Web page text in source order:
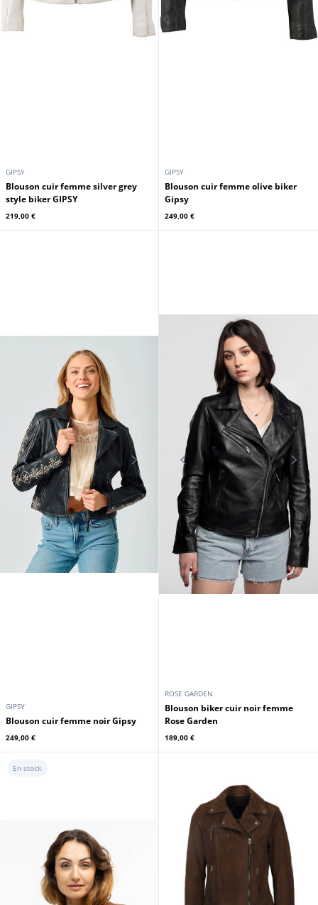
GIPSY
Blouson cuir femme silver grey
style biker GIPSY
219,00 €
GIPSY
Blouson cuir femme olive biker
Gipsy
249,00 €
GIPSY
Blouson cuir femme noir Gipsy
249,00 €
ROSE GARDEN
Blouson biker cuir noir femme
Rose Garden
189,00 €
En stock